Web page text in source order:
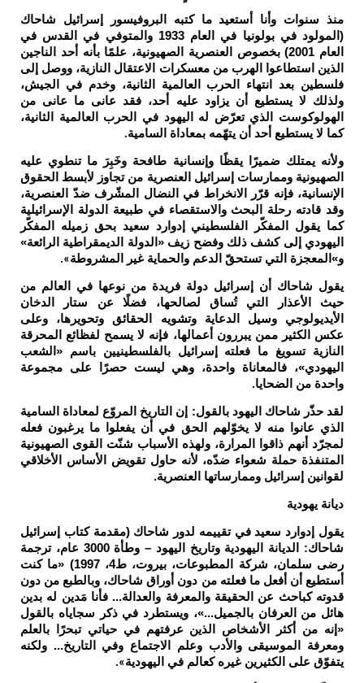
منذ سنوات وأنا أستعيد ما كتبه البروفيسور إسرائيل شاحاك
(المولود في بولونيا في العام 1933 والمتوفي في القدس في
العام 2001) بخصوص العنصرية الصهيونية، علمًا بأنه أحد الناجين
الذين استطاعوا الهرب من معسكرات الاعتقال النازية، ووصل إلى
فلسطين بعد انتهاء الحرب العالمية الثانية، وخدم في الجيش،
ولذلك لا يستطيع أن يزاود عليه أحد، فقد عانى ما عانى من
الهولوكوست الذي تعرّض له اليهود في الحرب العالمية الثانية،
كما لا يستطيع أحد أن يتهّمه بمعاداة السامية.
ولأنه يمتلك ضميرًا يقظًا وإنسانية طافحة وخَبِرَ ما تنطوي عليه
الصهيونية وممارسات إسرائيل العنصرية من تجاوز لأبسط الحقوق
الإنسانية، فإنه قرّر الانخراط في النضال المشّرف ضدّ العنصرية،
وقد قادته رحلة البحث والاستقصاء في طبيعة الدولة الإسرائيلية
كما يقول المفكّر الفلسطيني إدوارد سعيد بحق زميله المفكّر
اليهودي إلى كشف ذلك وفضح زيف «الدولة الديمقراطية الرائعة»
و»المعجزة التي تستحقّ الدعم والحماية غير المشروطة».
يقول شاحاك أن إسرائيل دولة فريدة من نوعها في العالم من
حيث الأعذار التي تُساق لصالحها، فضلًا عن ستار الدخان
الأيديولوجي وسيل الدعاية وتشويه الحقائق وتحويرها، وعلى
عكس الكثير ممن يبررون أعمالها، فإنه لا يسمح لفظائع المحرقة
النازية تسويغ ما فعلته إسرائيل بالفلسطينيين باسم «الشعب
اليهودي»، فالمعاناة واحدة، وهي ليست حصرًا على مجموعة
واحدة من الضحايا.
لقد حذّر شاحاك اليهود بالقول: إن التاريخ المروّع لمعاداة السامية
الذي عانوا منه لا يخوّلهم الحق في أن يفعلوا ما يرغبون فعله
لمجرّد أنهم ذاقوا المرارة، ولهذه الأسباب شنّت القوى الصهيونية
المتنفذة حملة شعواء ضدّه، لأنه حاول تقويض الأساس الأخلاقي
لقوانين إسرائيل وممارساتها العنصرية.
ديانة يهودية
يقول إدوارد سعيد في تقييمه لدور شاحاك (مقدمة كتاب إسرائيل
شاحاك: الديانة اليهودية وتاريخ اليهود – وطأة 3000 عام، ترجمة
رضى سلمان، شركة المطبوعات، بيروت، ط4، 1997) «ما كنت
أستطيع أن أفعل ما فعلته من دون أوراق شاحاك، وبالطبع من دون
قدوته كباحث عن الحقيقة والمعرفة والعدالة... فأنا مَدين له بدين
هائل من العرفان بالجميل...»، ويستطرد في ذكر سجاياه بالقول
«إنه من أكثر الأشخاص الذين عرفتهم في حياتي تبحرًا بالعلم
ومعرفة الموسيقى والأدب وعلم الاجتماع وفي التاريخ... ولكنه
يتفوّق على الكثيرين غيره كعالم في اليهودية».